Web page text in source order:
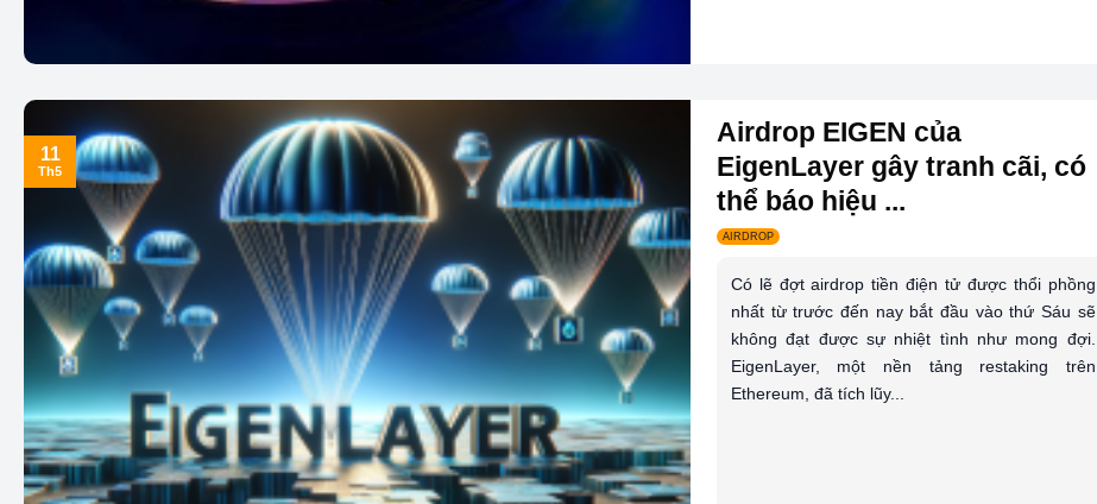
Airdrop EIGEN của
EigenLayer gây tranh cãi, có
thể báo hiệu ...
AIRDROP
Có lẽ đợt airdrop tiền điện tử được thổi phồng
nhất từ ​​trước đến nay bắt đầu vào thứ Sáu sẽ
không đạt được sự nhiệt tình như mong đợi.
EigenLayer, một nền tảng restaking trên
Ethereum, đã tích lũy...
11
Th5